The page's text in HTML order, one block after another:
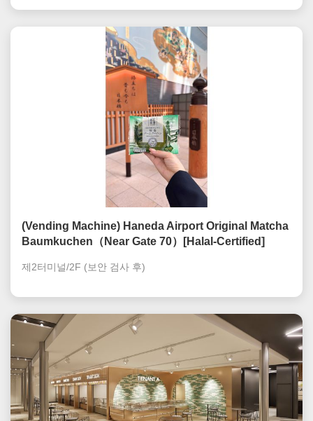
(Vending Machine) Haneda Airport Original Matcha
Baumkuchen（Near Gate 70）[Halal-Certified]
제2터미널/2F (보안 검사 후)